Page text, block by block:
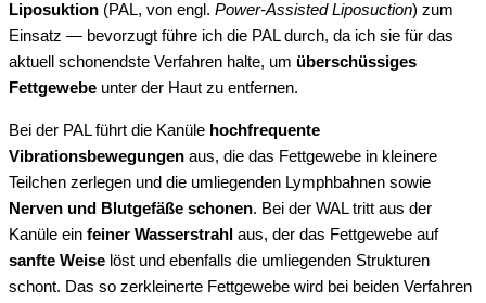
Liposuktion (PAL, von engl. Power-Assisted Liposuction) zum
Einsatz — bevorzugt führe ich die PAL durch, da ich sie für das
aktuell schonendste Verfahren halte, um überschüssiges
Fettgewebe unter der Haut zu entfernen.
Bei der PAL führt die Kanüle hochfrequente
Vibrationsbewegungen aus, die das Fettgewebe in kleinere
Teilchen zerlegen und die umliegenden Lymphbahnen sowie
Nerven und Blutgefäße schonen. Bei der WAL tritt aus der
Kanüle ein feiner Wasserstrahl aus, der das Fettgewebe auf
sanfte Weise löst und ebenfalls die umliegenden Strukturen
schont. Das so zerkleinerte Fettgewebe wird bei beiden Verfahren